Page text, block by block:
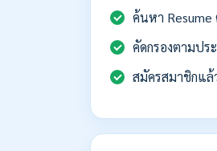
ค้นหา Resume
คัดกรองตามปร
สมัครสมาชิกแล้